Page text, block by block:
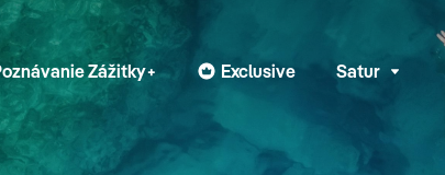
Zážitky+ Exclusive Satur